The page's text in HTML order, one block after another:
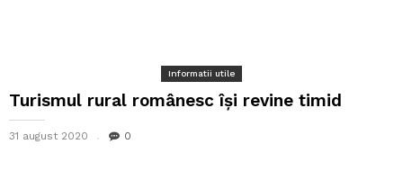
Informatii utile
Turismul rural românesc își revine timid
31 august 2020 0